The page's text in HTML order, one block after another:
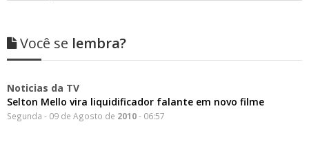
Você se lembra?
Noticias da TV
Selton Mello vira liquidificador falante em novo filme
Segunda - 09 de Agosto de 2010- 06:57